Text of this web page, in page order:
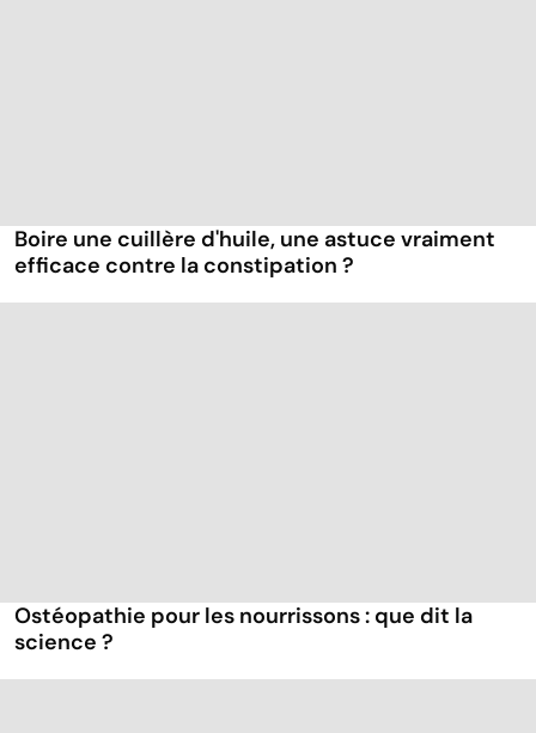
Boire une cuillère d'huile, une astuce vraiment
efficace contre la constipation ?
Ostéopathie pour les nourrissons : que dit la
science ?